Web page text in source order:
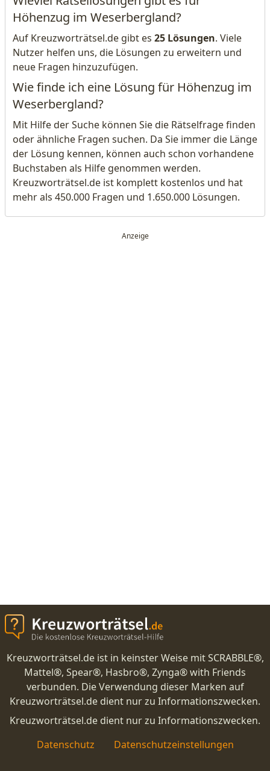
Höhenzug im Weserbergland?
Auf Kreuzworträtsel.de gibt es 25 Lösungen. Viele
Nutzer helfen uns, die Lösungen zu erweitern und
neue Fragen hinzuzufügen.
Wie finde ich eine Lösung für Höhenzug im
Weserbergland?
Mit Hilfe der Suche können Sie die Rätselfrage finden
oder ähnliche Fragen suchen. Da Sie immer die Länge
der Lösung kennen, können auch schon vorhandene
Buchstaben als Hilfe genommen werden.
Kreuzworträtsel.de ist komplett kostenlos und hat
mehr als 450.000 Fragen und 1.650.000 Lösungen.
Kreuzworträtsel.de ist in keinster Weise mit SCRABBLE®,
Mattel®, Spear®, Hasbro®, Zynga® with Friends
verbunden. Die Verwendung dieser Marken auf
Kreuzworträtsel.de dient nur zu Informationszwecken.
Kreuzworträtsel.de dient nur zu Informationszwecken.
Datenschutz
Datenschutzeinstellungen